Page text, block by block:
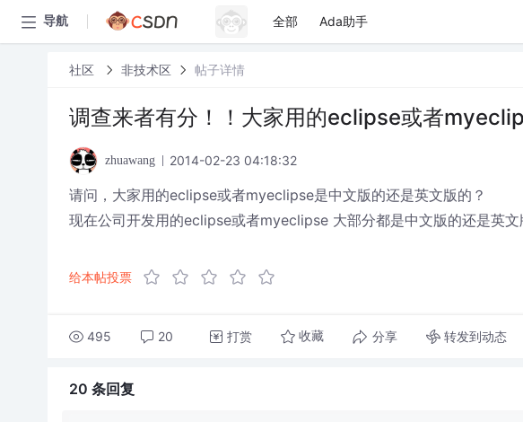
导航 全部 Ada助手
社区 非技术区 帖子详情
调查来者有分！！大家用的eclipse或者
zhuawang 2014-02-23 04:18:32
请问，大家用的eclipse或者myeclipse是中文版的还是英文版的？
现在公司开发用的eclipse或者myeclipse 大部分都是中文版的还是英文
给本帖投票
495 20 打赏 收藏 分享 转发到动态
20 条回复